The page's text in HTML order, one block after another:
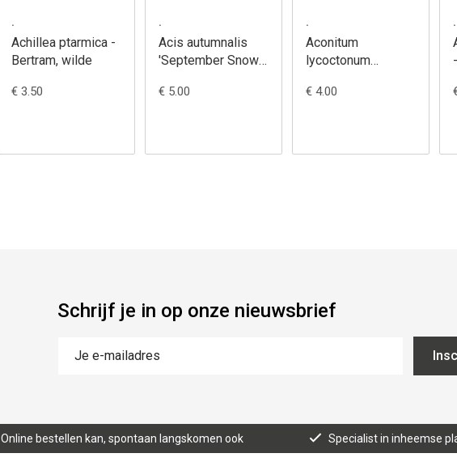
.
Achillea ptarmica -
Bertram, wilde
€ 3.50
.
Acis autumnalis
'September Snow'
€ 5.00
.
Aconitum
lycoctonum
Monnikskap, gele
€ 4.00
.
Schrijf je in op onze nieuwsbrief
Online bestellen kan, spontaan langskomen ook Specialist in inheemse